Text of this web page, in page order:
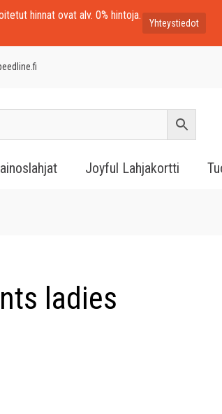
hinnat ovat alv. 0% hintoja.
Yhteystiedot
Joyful Lahjakortti
ladies